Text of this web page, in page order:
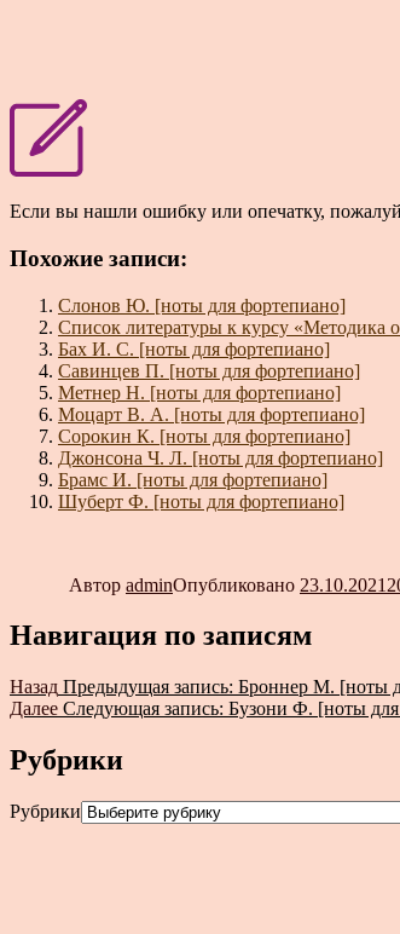
Если вы нашли ошибку или опечатку,
Похожие записи:
Слонов Ю. [ноты для фортепиано]
Список литературы к курсу «Методика
Бах И. С. [ноты для фортепиано]
Савинцев П. [ноты для фортепиано]
Метнер Н. [ноты для фортепиано]
Моцарт В. А. [ноты для фортепиано]
Сорокин К. [ноты для фортепиано]
Джонсона Ч. Л. [ноты для фортепиано]
Брамс И. [ноты для фортепиано]
Шуберт Ф. [ноты для фортепиано]
Автор adminОпубликовано 23.10.2021
Навигация по записям
Назад Предыдущая запись: Броннер М. [ноты
Далее Следующая запись: Бузони Ф. [ноты
Рубрики
Рубрики